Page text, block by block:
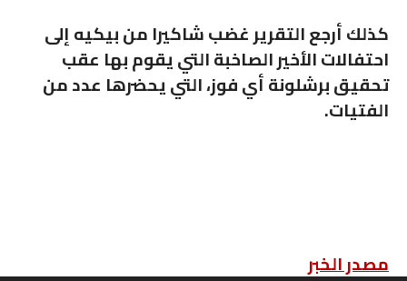
كذلك أرجع التقرير غضب شاكيرا من بيكيه إلى
احتفالات الأخير الصاخبة التي يقوم بها عقب
تحقيق برشلونة أي فوز، التي يحضرها عدد من
الفتيات.
مصدر الخبر